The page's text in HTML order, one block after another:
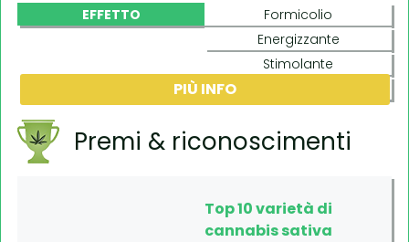
EFFETTO
Formicolio
Energizzante
Stimolante
PIÙ INFO
Premi & riconoscimenti
Top 10 varietà di
cannabis sativa